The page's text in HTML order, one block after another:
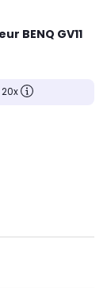
BENQ GV11